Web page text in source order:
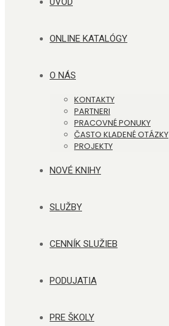
ONLINE KATALÓGY
O NÁS
KONTAKTY
PARTNERI
PRACOVNÉ PONUKY
ČASTO KLADENÉ OTÁZKY
PROJEKTY
NOVÉ KNIHY
SLUŽBY
CENNÍK SLUŽIEB
PODUJATIA
PRE ŠKOLY